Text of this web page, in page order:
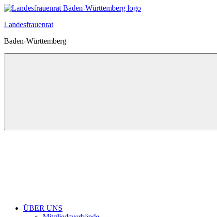
Zum
springen
Landesfrauenrat
Baden-Württemberg
ÜBER UNS